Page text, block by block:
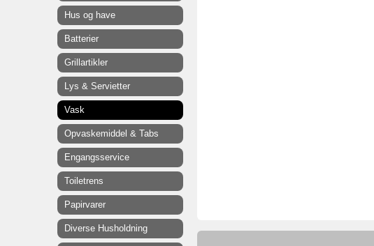
Hus og have
Batterier
Grillartikler
Lys & Servietter
Vask
Opvaskemiddel & Tabs
Engangsservice
Toiletrens
Papirvarer
Diverse Husholdning